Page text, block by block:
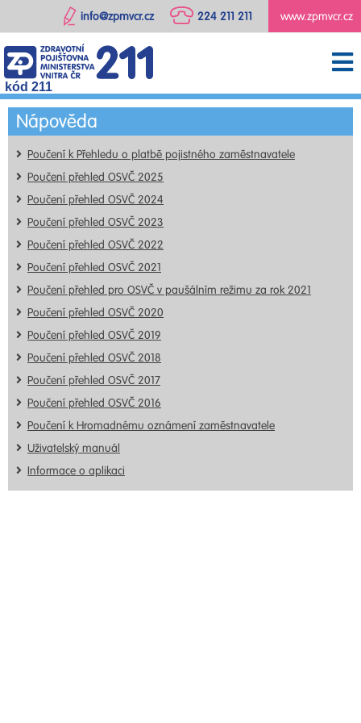
www.zpmvcr.cz
224 211 211
info@zpmvcr.cz
kód 211
Nápověda
Poučení k Přehledu o platbě pojistného zaměstnavatele
Poučení přehled OSVČ 2025
Poučení přehled OSVČ 2024
Poučení přehled OSVČ 2023
Poučení přehled OSVČ 2022
Poučení přehled OSVČ 2021
Poučení přehled pro OSVČ v paušálním režimu za rok 2021
Poučení přehled OSVČ 2020
Poučení přehled OSVČ 2019
Poučení přehled OSVČ 2018
Poučení přehled OSVČ 2017
Poučení přehled OSVČ 2016
Poučení k Hromadnému oznámení zaměstnavatele
Uživatelský manuál
Informace o aplikaci